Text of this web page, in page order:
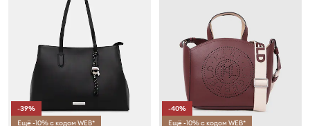
-39%
Ещё -10% с кодом WEB*
-40%
Ещё -10% с кодом WEB*